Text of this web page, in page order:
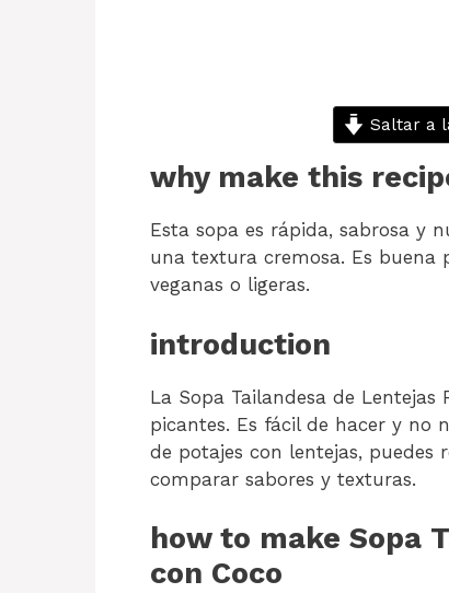
Saltar a
why make this
Esta sopa es rápida, sabrosa y
una textura cremosa. Es buena
veganas o ligeras.
introduction
La Sopa Tailandesa de Lentejas
picantes. Es fácil de hacer y no
de potajes con lentejas, puedes
comparar sabores y texturas.
how to make Sopa
con Coco